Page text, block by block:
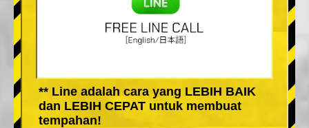
** Line adalah cara yang LEBIH BAIK
dan LEBIH CEPAT untuk membuat
tempahan!